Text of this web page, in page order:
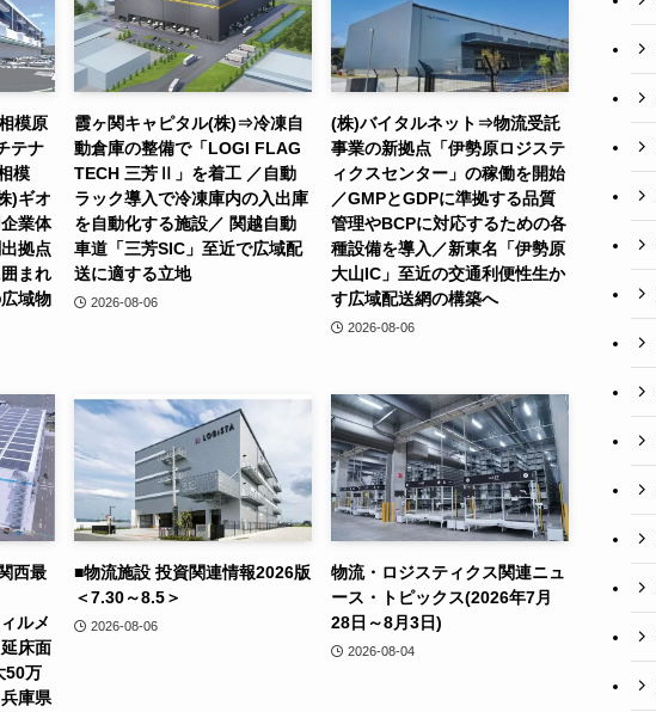
模原
テナ
模
)ギオ
業体
拠点
まれ
域物
霞ヶ関キャピタル(株)⇒冷凍自
動倉庫の整備で「LOGI FLAG
TECH 三芳Ⅱ」を着工 ／自動
ラック導入で冷凍庫内の入出庫
を自動化する施設／ 関越自動
車道「三芳SIC」至近で広域配
送に適する立地
2026-08-06
(株)バイタルネット⇒物流受託
事業の新拠点「伊勢原ロジステ
ィクスセンター」の稼働を開始
／GMPとGDPに準拠する品質
管理やBCPに対応するための各
種設備を導入／新東名「伊勢原
大山IC」至近の交通利便性生か
す広域配送網の構築へ
2026-08-06
西最
ルメ
床面
50万
庫県
■物流施設 投資関連情報2026版
＜7.30～8.5＞
2026-08-06
物流・ロジスティクス関連ニュ
ース・トピックス(2026年7月
28日～8月3日)
2026-08-04